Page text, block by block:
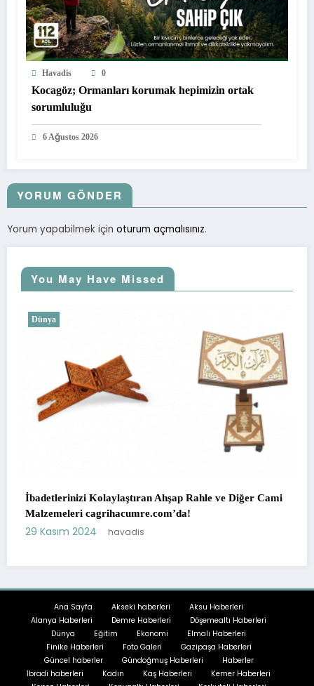
Havadis 0
Kocagöz; Ormanları korumak hepimizin ortak
sorumluluğu
6 Ağustos 2026
YORUM GÖNDER
Yorum yapabilmek için oturum açmalısınız.
You May Have Missed
Ahşap Rahle ve Diğer Cami
Ana Sayfa Akseki haberleri
Aksu Haberleri
Alanya Haberleri
Demre Haberleri
Döşemealtı Haberleri
Dünya
Eğitim Ekonomi
Elmalı Haberleri
Finike Haberleri
Foto Galeri
Gazipaşa Haberleri
Güncel haberler
Gündoğmuş Haberleri
Haberler
İbradi haberleri
Kadın Kaş Haberleri Kemer Haberleri